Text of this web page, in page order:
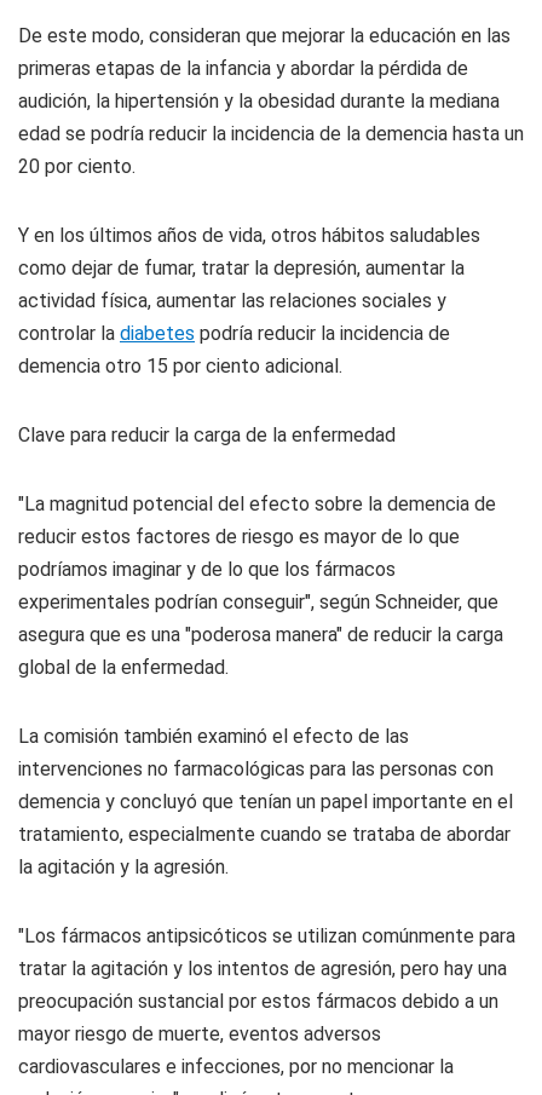
De este modo, consideran que mejorar la educación en las
primeras etapas de la infancia y abordar la pérdida de
audición, la hipertensión y la obesidad durante la mediana
edad se podría reducir la incidencia de la demencia hasta un
20 por ciento.
Y en los últimos años de vida, otros hábitos saludables
como dejar de fumar, tratar la depresión, aumentar la
actividad física, aumentar las relaciones sociales y
controlar la diabetes podría reducir la incidencia de
demencia otro 15 por ciento adicional.
Clave para reducir la carga de la enfermedad
"La magnitud potencial del efecto sobre la demencia de
reducir estos factores de riesgo es mayor de lo que
podríamos imaginar y de lo que los fármacos
experimentales podrían conseguir", según Schneider, que
asegura que es una "poderosa manera" de reducir la carga
global de la enfermedad.
La comisión también examinó el efecto de las
intervenciones no farmacológicas para las personas con
demencia y concluyó que tenían un papel importante en el
tratamiento, especialmente cuando se trataba de abordar
la agitación y la agresión.
"Los fármacos antipsicóticos se utilizan comúnmente para
tratar la agitación y los intentos de agresión, pero hay una
preocupación sustancial por estos fármacos debido a un
mayor riesgo de muerte, eventos adversos
cardiovasculares e infecciones, por no mencionar la